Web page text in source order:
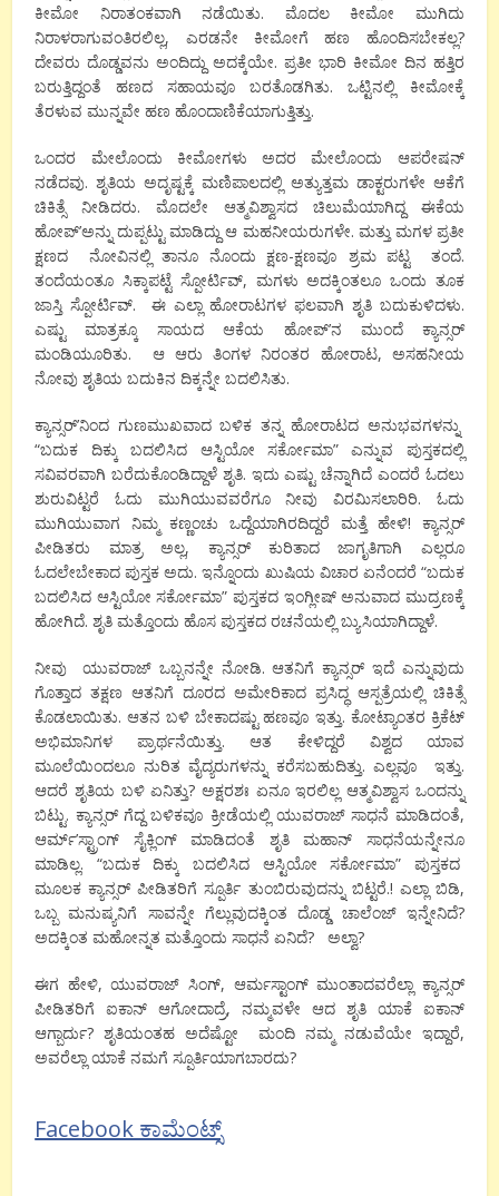
ಕೀಮೋ ನಿರಾತಂಕವಾಗಿ ನಡೆಯಿತು. ಮೊದಲ ಕೀಮೋ ಮುಗಿದು
ನಿರಾಳರಾಗುವಂತಿರಲಿಲ್ಲ, ಎರಡನೇ ಕೀಮೋಗೆ ಹಣ ಹೊಂದಿಸಬೇಕಲ್ಲ?
ದೇವರು ದೊಡ್ಡವನು ಅಂದಿದ್ದು ಅದಕ್ಕೆಯೇ. ಪ್ರತೀ ಭಾರಿ ಕೀಮೋ ದಿನ ಹತ್ತಿರ
ಬರುತ್ತಿದ್ದಂತೆ ಹಣದ ಸಹಾಯವೂ ಬರತೊಡಗಿತು. ಒಟ್ಟಿನಲ್ಲಿ ಕೀಮೋಕ್ಕೆ
ತೆರಳುವ ಮುನ್ನವೇ ಹಣ ಹೊಂದಾಣಿಕೆಯಾಗುತ್ತಿತ್ತು.
ಒಂದರ ಮೇಲೊಂದು ಕೀಮೋಗಳು ಅದರ ಮೇಲೊಂದು ಆಪರೇಷನ್
ನಡೆದವು. ಶೃತಿಯ ಅದೃಷ್ಟಕ್ಕೆ ಮಣಿಪಾಲದಲ್ಲಿ ಅತ್ಯುತ್ತಮ ಡಾಕ್ಟರುಗಳೇ ಆಕೆಗೆ
ಚಿಕಿತ್ಸೆ ನೀಡಿದರು. ಮೊದಲೇ ಆತ್ಮವಿಶ್ವಾಸದ ಚಿಲುಮೆಯಾಗಿದ್ದ ಈಕೆಯ
ಹೋಪ್’ಅನ್ನು ದುಪ್ಪಟ್ಟು ಮಾಡಿದ್ದು ಆ ಮಹನೀಯರುಗಳೇ. ಮತ್ತು ಮಗಳ ಪ್ರತೀ
ಕ್ಷಣದ ನೋವಿನಲ್ಲಿ ತಾನೂ ನೊಂದು ಕ್ಷಣ-ಕ್ಷಣವೂ ಶ್ರಮ ಪಟ್ಟ ತಂದೆ.
ತಂದೆಯಂತೂ ಸಿಕ್ಕಾಪಟ್ಟೆ ಸ್ಪೋರ್ಟಿವ್, ಮಗಳು ಅದಕ್ಕಿಂತಲೂ ಒಂದು ತೂಕ
ಜಾಸ್ತಿ ಸ್ಪೋರ್ಟಿವ್. ಈ ಎಲ್ಲಾ ಹೋರಾಟಗಳ ಫಲವಾಗಿ ಶೃತಿ ಬದುಕುಳಿದಳು.
ಎಷ್ಟು ಮಾತ್ರಕ್ಕೂ ಸಾಯದ ಆಕೆಯ ಹೋಪ್’ನ ಮುಂದೆ ಕ್ಯಾನ್ಸರ್
ಮಂಡಿಯೂರಿತು. ಆ ಆರು ತಿಂಗಳ ನಿರಂತರ ಹೋರಾಟ, ಅಸಹನೀಯ
ನೋವು ಶೃತಿಯ ಬದುಕಿನ ದಿಕ್ಕನ್ನೇ ಬದಲಿಸಿತು.
ಕ್ಯಾನ್ಸರ್’ನಿಂದ ಗುಣಮುಖವಾದ ಬಳಿಕ ತನ್ನ ಹೋರಾಟದ ಅನುಭವಗಳನ್ನು
“ಬದುಕ ದಿಕ್ಕು ಬದಲಿಸಿದ ಆಸ್ಟಿಯೋ ಸರ್ಕೋಮಾ” ಎನ್ನುವ ಪುಸ್ತಕದಲ್ಲಿ
ಸವಿವರವಾಗಿ ಬರೆದುಕೊಂಡಿದ್ದಾಳೆ ಶೃತಿ. ಇದು ಎಷ್ಟು ಚೆನ್ನಾಗಿದೆ ಎಂದರೆ ಓದಲು
ಶುರುವಿಟ್ಟರೆ ಓದು ಮುಗಿಯುವವರೆಗೂ ನೀವು ವಿರಮಿಸಲಾರಿರಿ. ಓದು
ಮುಗಿಯುವಾಗ ನಿಮ್ಮ ಕಣ್ಣಂಚು ಒದ್ದೆಯಾಗಿರದಿದ್ದರೆ ಮತ್ತೆ ಹೇಳಿ! ಕ್ಯಾನ್ಸರ್
ಪೀಡಿತರು ಮಾತ್ರ ಅಲ್ಲ, ಕ್ಯಾನ್ಸರ್ ಕುರಿತಾದ ಜಾಗೃತಿಗಾಗಿ ಎಲ್ಲರೂ
ಓದಲೇಬೇಕಾದ ಪುಸ್ತಕ ಅದು. ಇನ್ನೊಂದು ಖುಷಿಯ ವಿಚಾರ ಏನೆಂದರೆ “ಬದುಕ
ಬದಲಿಸಿದ ಆಸ್ಟಿಯೋ ಸರ್ಕೋಮಾ” ಪುಸ್ತಕದ ಇಂಗ್ಲೀಷ್ ಅನುವಾದ ಮುದ್ರಣಕ್ಕೆ
ಹೋಗಿದೆ. ಶೃತಿ ಮತ್ತೊಂದು ಹೊಸ ಪುಸ್ತಕದ ರಚನೆಯಲ್ಲಿ ಬ್ಯುಸಿಯಾಗಿದ್ದಾಳೆ.
ನೀವು ಯುವರಾಜ್ ಒಬ್ಬನನ್ನೇ ನೋಡಿ. ಆತನಿಗೆ ಕ್ಯಾನ್ಸರ್ ಇದೆ ಎನ್ನುವುದು
ಗೊತ್ತಾದ ತಕ್ಷಣ ಆತನಿಗೆ ದೂರದ ಅಮೇರಿಕಾದ ಪ್ರಸಿದ್ಧ ಆಸ್ಪತ್ರೆಯಲ್ಲಿ ಚಿಕಿತ್ಸೆ
ಕೊಡಲಾಯಿತು. ಆತನ ಬಳಿ ಬೇಕಾದಷ್ಟು ಹಣವೂ ಇತ್ತು. ಕೋಟ್ಯಾಂತರ ಕ್ರಿಕೆಟ್
ಅಭಿಮಾನಿಗಳ ಪ್ರಾರ್ಥನೆಯಿತ್ತು. ಆತ ಕೇಳಿದ್ದರೆ ವಿಶ್ವದ ಯಾವ
ಮೂಲೆಯಿಂದಲೂ ನುರಿತ ವೈದ್ಯರುಗಳನ್ನು ಕರೆಸಬಹುದಿತ್ತು. ಎಲ್ಲವೂ ಇತ್ತು.
ಆದರೆ ಶೃತಿಯ ಬಳಿ ಏನಿತ್ತು? ಅಕ್ಷರಶಃ ಏನೂ ಇರಲಿಲ್ಲ ಆತ್ಮವಿಶ್ವಾಸ ಒಂದನ್ನು
ಬಿಟ್ಟು. ಕ್ಯಾನ್ಸರ್ ಗೆದ್ದ ಬಳಿಕವೂ ಕ್ರೀಡೆಯಲ್ಲಿ ಯುವರಾಜ್ ಸಾಧನೆ ಮಾಡಿದಂತೆ,
ಆರ್ಮ್’ಸ್ಟ್ರಾಂಗ್ ಸೈಕ್ಲಿಂಗ್ ಮಾಡಿದಂತೆ ಶೃತಿ ಮಹಾನ್ ಸಾಧನೆಯನ್ನೇನೂ
ಮಾಡಿಲ್ಲ. “ಬದುಕ ದಿಕ್ಕು ಬದಲಿಸಿದ ಆಸ್ಟಿಯೋ ಸರ್ಕೋಮಾ” ಪುಸ್ತಕದ
ಮೂಲಕ ಕ್ಯಾನ್ಸರ್ ಪೀಡಿತರಿಗೆ ಸ್ಪೂರ್ತಿ ತುಂಬಿರುವುದನ್ನು ಬಿಟ್ಟರೆ.! ಎಲ್ಲಾ ಬಿಡಿ,
ಒಬ್ಬ ಮನುಷ್ಯನಿಗೆ ಸಾವನ್ನೇ ಗೆಲ್ಲುವುದಕ್ಕಿಂತ ದೊಡ್ಡ ಚಾಲೆಂಜ್ ಇನ್ನೇನಿದೆ?
ಅದಕ್ಕಿಂತ ಮಹೋನ್ನತ ಮತ್ತೊಂದು ಸಾಧನೆ ಏನಿದೆ? ಅಲ್ವಾ?
ಈಗ ಹೇಳಿ, ಯುವರಾಜ್ ಸಿಂಗ್, ಆರ್ಮಸ್ಟಾಂಗ್ ಮುಂತಾದವರೆಲ್ಲಾ ಕ್ಯಾನ್ಸರ್
ಪೀಡಿತರಿಗೆ ಐಕಾನ್ ಆಗೋದಾದ್ರೆ, ನಮ್ಮವಳೇ ಆದ ಶೃತಿ ಯಾಕೆ ಐಕಾನ್
ಆಗ್ಬಾರ್ದು? ಶೃತಿಯಂತಹ ಅದೆಷ್ಟೋ ಮಂದಿ ನಮ್ಮ ನಡುವೆಯೇ ಇದ್ದಾರೆ,
ಅವರೆಲ್ಲಾ ಯಾಕೆ ನಮಗೆ ಸ್ಪೂರ್ತಿಯಾಗಬಾರದು?
Facebook ಕಾಮೆಂಟ್ಸ್